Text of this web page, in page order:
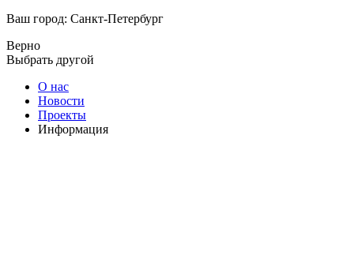
Ваш город: Санкт-Петербург
Верно
Выбрать другой
О нас
Новости
Проекты
Информация